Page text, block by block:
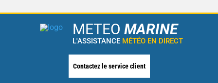
METEO MARINE
L'ASSISTANCE MÉTÉO EN DIRECT
Contactez le service client